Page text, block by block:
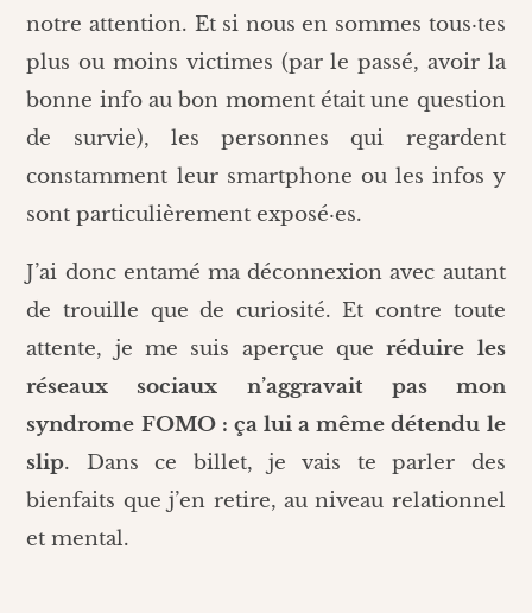
notre attention. Et si nous en sommes tous·tes
plus ou moins victimes (par le passé, avoir la
bonne info au bon moment était une question
de survie), les personnes qui regardent
constamment leur smartphone ou les infos y
sont particulièrement exposé·es.
J’ai donc entamé ma déconnexion avec autant
de trouille que de curiosité. Et contre toute
attente, je me suis aperçue queréduire les
réseaux sociaux n’aggravait pas mon
syndrome FOMO : ça lui a même détendu le
slip. Dans ce billet, je vais te parler des
bienfaits que j’en retire, au niveau relationnel
et mental.